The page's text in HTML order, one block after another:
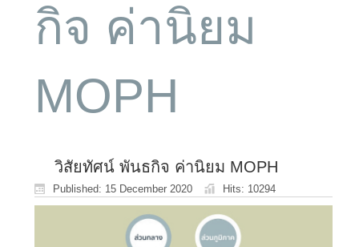
กิจ ค่านิยม
MOPH
วิสัยทัศน์ พันธกิจ ค่านิยม MOPH
Published: 15 December 2020 Hits: 10294